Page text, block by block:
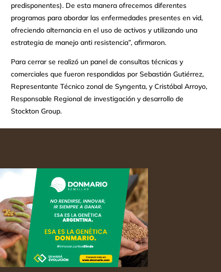
predisponentes). De esta manera ofrecemos diferentes
programas para abordar las enfermedades presentes en vid,
ofreciendo alternancia en el uso de activos y utilizando una
estrategia de manejo anti resistencia”, afirmaron.
Para cerrar se realizó un panel de consultas técnicas y
comerciales que fueron respondidas por Sebastián Gutiérrez,
Representante Técnico zonal de Syngenta, y Cristóbal Arroyo,
Responsable Regional de investigación y desarrollo de
Stockton Group.